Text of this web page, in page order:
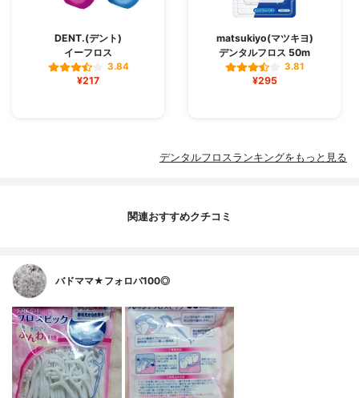
DENT.(デント)
イーフロス
3.84
¥217
matsukiyo(マツキヨ)
デンタルフロス 50m
3.81
¥295
デンタルフロスランキングをもっと見る
関連おすすめクチコミ
バドママ★フォロバ100◎